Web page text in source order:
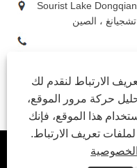
عنوان: رقم 13 ، طريق Meifang ، منتجع Sourist Lake Dongqian
الارتباط لنقدم لك
حركة مرور الموقع،
هذا الموقع، فإنك
تعريف الارتباط.